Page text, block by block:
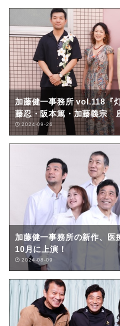
加藤健一事務所 vol.118『
藤忍・阪本篤・加藤義宗
2024-09-26
加藤健一事務所の新作、医
10月に上演！
2024-08-09